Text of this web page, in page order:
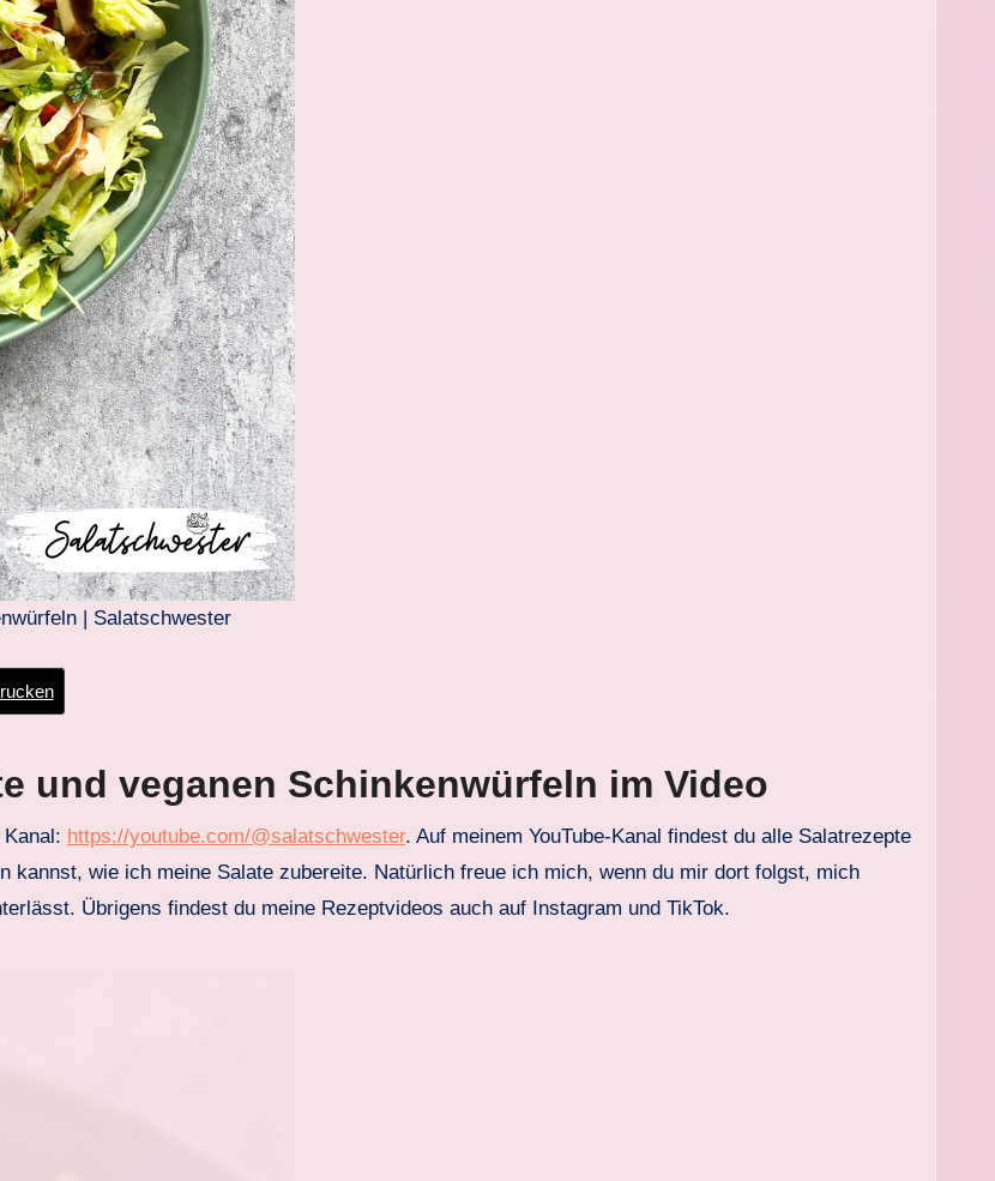
| Salatschwester
und veganen Schinkenwürfeln im Video
https://youtube.com/@salatschwester. Auf meinem YouTube-Kanal findest du alle Salatrezepte
kannst, wie ich meine Salate zubereite. Natürlich freue ich mich, wenn du mir dort folgst, mich
Übrigens findest du meine Rezeptvideos auch auf Instagram und TikTok.